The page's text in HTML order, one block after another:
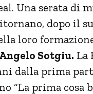
Una serata di
dopo il
loro
Sotgiu. La
dalla prima
“La prima cosa